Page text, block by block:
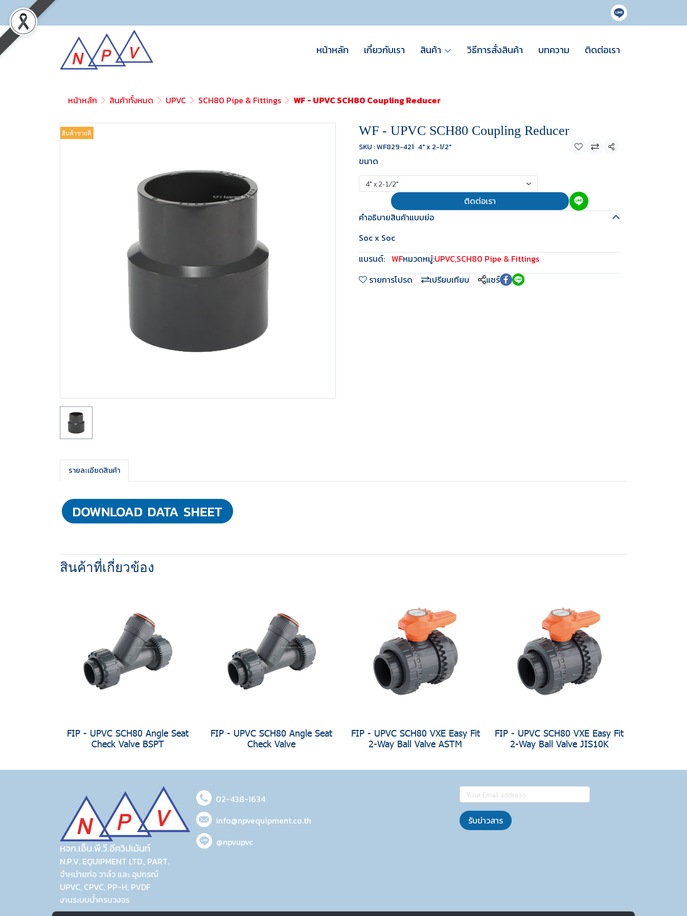
หน้าหลัก เกี่ยวกับเรา สินค้า วิธีการสั่งสินค้า บทความ ติดต่อเรา
หน้าหลัก สินค้าทั้งหมด UPVC SCH80 Pipe & Fittings WF - UPVC SCH80 Coupling Reducer
สินค้าขายดี WF - UPVC SCH80 Coupling Reducer
SKU : WF829-421 4" x 2-1/2"
แชร์
ขนาด
4" x 2-1/2"
ติดต่อเรา
คำอธิบายสินค้าแบบย่อ
Soc x Soc
แบรนด์: WFหมวดหมู่:UPVC,SCH80 Pipe & Fittings
รายการโปรด
เปรียบเทียบ แชร์
รายละเอียดสินค้า
สินค้าที่เกี่ยวข้อง
FIP - UPVC SCH80 Angle Seat
Check Valve BSPT
FIP - UPVC SCH80 Angle Seat
Check Valve
FIP - UPVC SCH80 VXE Easy Fit
2-Way Ball Valve ASTM
FIP - UPVC SCH80 VXE Easy Fit
2-Way Ball Valve JIS10K
หจก.เอ็น.พี.วี.อีควิปเม้นท์
N.P.V. EQUIPMENT LTD., PART.
จำหน่ายท่อ วาล์ว และ อุปกรณ์
UPVC, CPVC, PP-H, PVDF
งานระบบน้ำครบวงจร
02-438-1634
info@npvequipment.co.th
@npvupvc
รับข่าวสาร